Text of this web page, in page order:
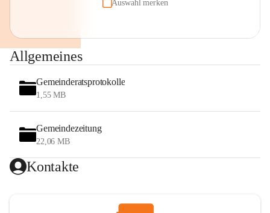
Auswahl merken
Allgemeines
Gemeinderatsprotokolle
1,55 MB
Gemeindezeitung
22,06 MB
Kontakte